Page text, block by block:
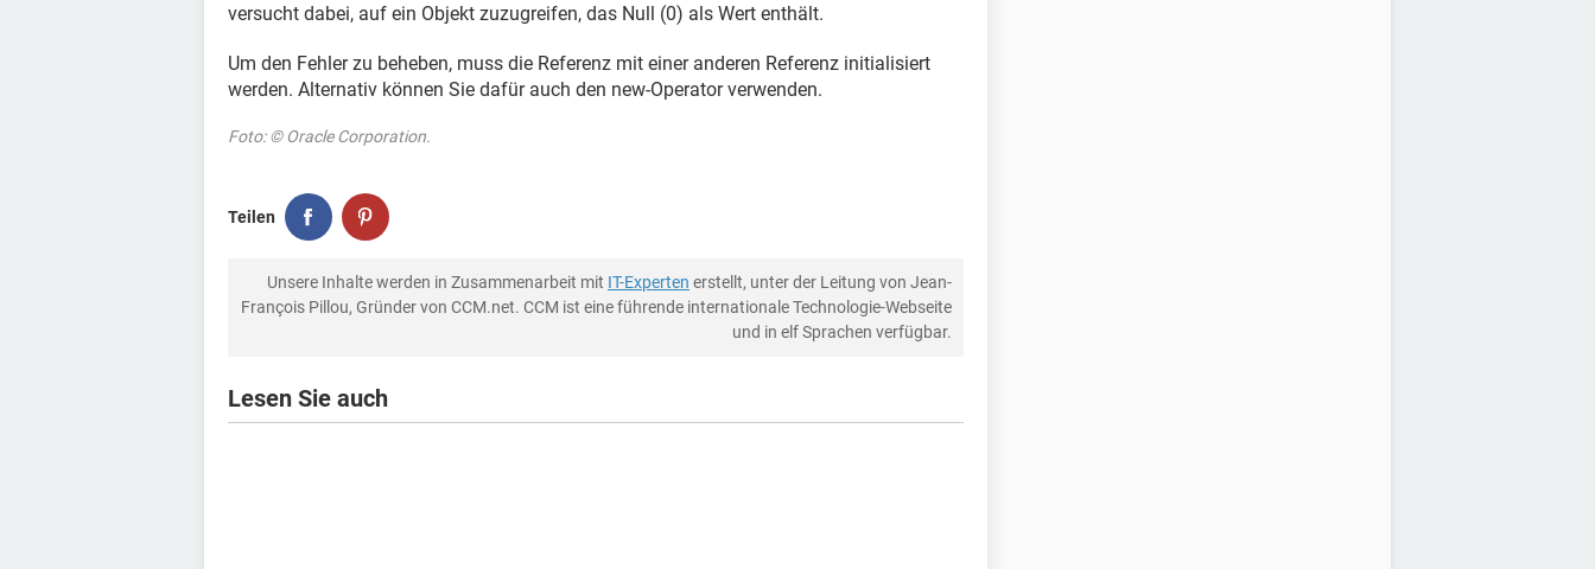
versucht dabei, auf ein Objekt zuzugreifen, das Null (0) als Wert enthält.
Um den Fehler zu beheben, muss die Referenz mit einer anderen Referenz initialisiert
werden. Alternativ können Sie dafür auch den new-Operator verwenden.
Foto: © Oracle Corporation.
Teilen
Unsere Inhalte werden in Zusammenarbeit mit IT-Experten erstellt, unter der Leitung von Jean-
François Pillou, Gründer von CCM.net. CCM ist eine führende internationale Technologie-Webseite
und in elf Sprachen verfügbar.
Lesen Sie auch